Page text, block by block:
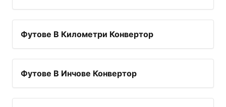
Футове В Километри Конвертор
Футове В Инчове Конвертор